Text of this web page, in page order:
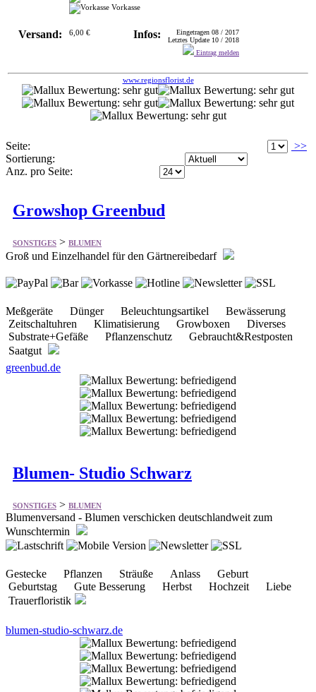
Vorkasse
Versand: 6,00 € Infos:
Eingetragen 08 / 2017
Letztes Update 10 / 2018
Eintrag melden
www.regionsflorist.de
Seite:
>>
Sortierung:
Anz. pro Seite:
Growshop Greenbud
SONSTIGES > BLUMEN
Groß und Einzelhandel für den Gärtnereibedarf
Meßgeräte Dünger Beleuchtungsartikel Bewässerung
Zeitschaltuhren Klimatisierung Growboxen Diverses
Substrate+Gefäße Pflanzenschutz Gebraucht&Restposten
Saatgut
greenbud.de
Blumen- Studio Schwarz
SONSTIGES > BLUMEN
Blumenversand - Blumen verschicken deutschlandweit zum
Wunschtermin
Gestecke Pflanzen Sträuße Anlass Geburt
Geburtstag Gute Besserung Herbst Hochzeit Liebe
Trauerfloristik
blumen-studio-schwarz.de